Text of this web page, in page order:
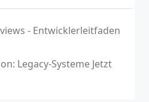
- Entwicklerleitfaden
Legacy-Systeme Jetzt